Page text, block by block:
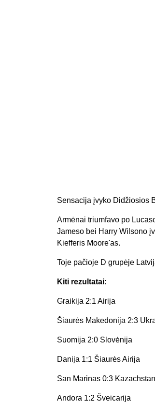
Sensacija įvyko Didžiosios
Armėnai triumfavo po
Jameso bei Harry Wilsono
Kiefferis Moore'as.
Toje pačioje D grupėje
Kiti rezultatai:
Graikija 2:1 Airija
Šiaurės Makedonija 2:3
Suomija 2:0 Slovėnija
Danija 1:1 Šiaurės Airija
San Marinas 0:3
Andora 1:2 Šveicarija